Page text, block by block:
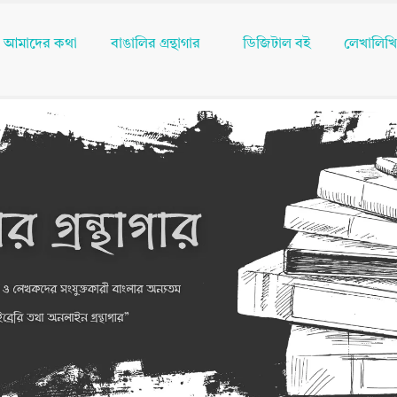
আমাদের কথা বাঙালির গ্রন্থাগার ডিজিটাল বই লেখালিখি